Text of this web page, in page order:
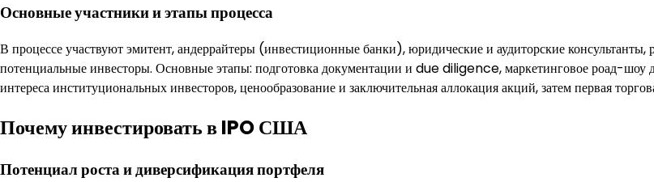
Основные участники и этапы процесса
В процессе участвуют эмитент, андеррайтеры (инвестиционные банки), юридические и аудиторские консультанты,
потенциальные инвесторы. Основные этапы: подготовка документации и due diligence, маркетинговое роад-шоу
интереса институциональных инвесторов, ценообразование и заключительная аллокация акций, затем первая
Почему инвестировать в IPO США
Потенциал роста и диверсификация портфеля